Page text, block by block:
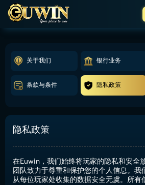
关于我们 银行业务
条款与条件 隐私政策
隐私政策
在Euwin，我们始终将玩家的隐私和安全
团队致力于尊重和保护您的个人信息。我
从每位玩家处收集的数据安全无虞。所有